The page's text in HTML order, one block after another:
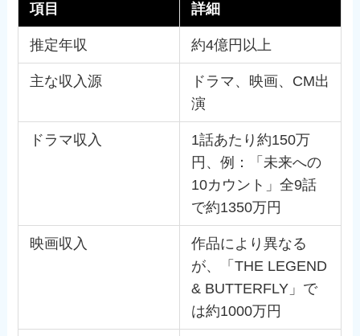
項目 詳細
推定年収 約4億円以上
主な収入源
ドラマ、映画、CM出
演
ドラマ収入
1話あたり約150万
円、例：「未来への
10カウント」全9話
で約1350万円
映画収入
作品により異なる
が、「THE LEGEND
& BUTTERFLY」で
は約1000万円